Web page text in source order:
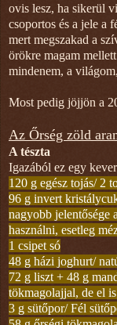
ovis lesz, ha sikerül
csoportos és a jele a
mert megszakad a
örökre magam
mindenem, a
Most pedig jöjjön a
Az Őrség zöld
A tészta
Igazából ez egy
120 g egész tojás/ 2
96 g invert
nagyobb jelentősége
használni, esetleg
1 csipet só
48 g házi joghurt/
72 g liszt + 48 g
tökmagolajjal, de el
3 g sütőpor/ Fél